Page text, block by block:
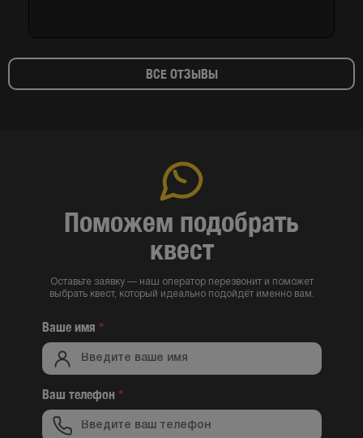
ВСЕ ОТЗЫВЫ
Поможем подобрать
квест
Оставьте заявку — наш оператор перезвонит и поможет
выбрать квест, который идеально подойдёт именно вам.
Ваше имя *
Ваш телефон*